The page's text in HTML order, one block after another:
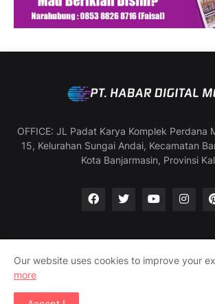
OFFICE: JL Padat Karya Komplek Perdana
15, Kelurahan Sungai Andai, Kecamatan
Kota Banjarmasin, Provinsi
Manajemen & Redaksi
SOP
Our website uses cookies to improve your
more